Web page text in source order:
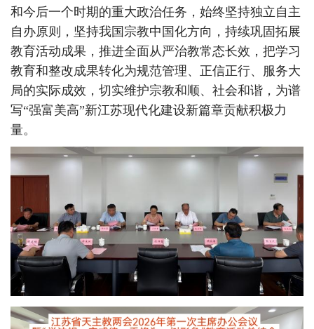
和今后一个时期的重大政治任务，始终坚持独立自主
自办原则，坚持我国宗教中国化方向，持续巩固拓展
教育活动成果，推进全面从严治教常态长效，把学习
教育和整改成果转化为规范管理、正信正行、服务大
局的实际成效，切实维护宗教和顺、社会和谐，为谱
写“强富美高”新江苏现代化建设新篇章贡献积极力
量。